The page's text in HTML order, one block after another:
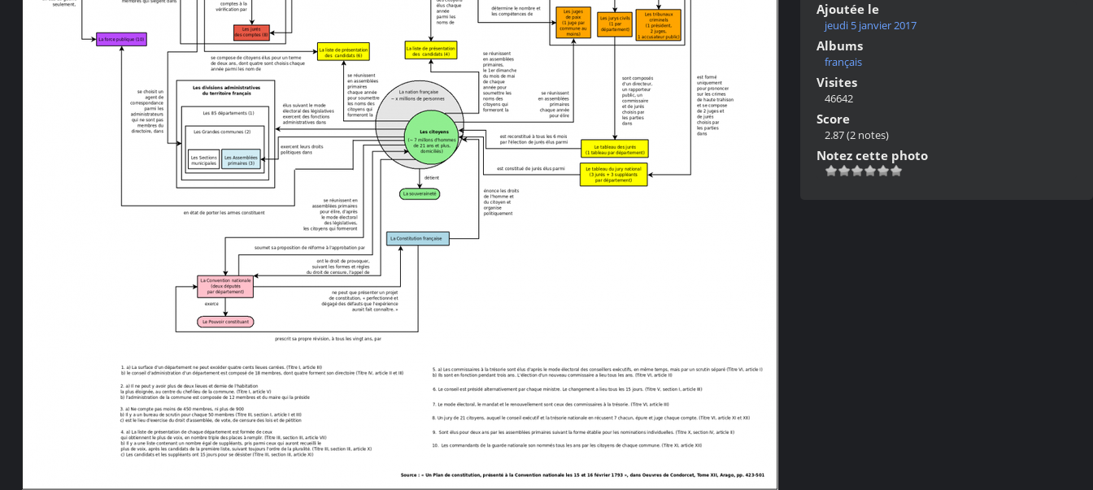
Ajoutée le
jeudi 5 janvier 2017
Albums
français
Visites
46642
Score
2.87(2 notes)
Notez cette photo